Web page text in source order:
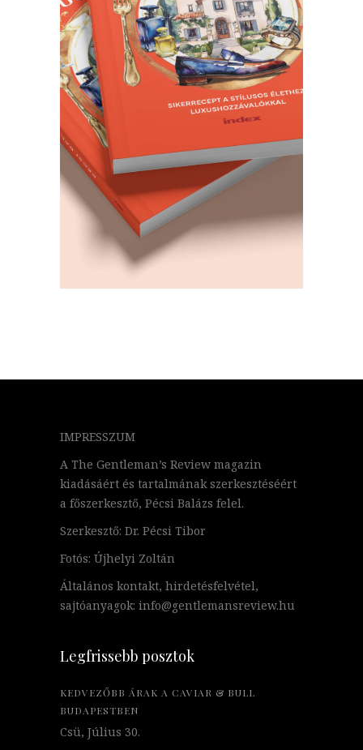
IMPRESSZUM
A The Gentleman’s Review magazin
kiadásáért és tartalmának szerkesztéséért
a főszerkesztő, Pécsi Balázs felel.
Szerkesztő: Dr. Pécsi Tibor
Fotós: Újhelyi Zoltán
Általános kontakt, hirdetésfelvétel,
sajtóanyagok: info@gentlemansreview.hu
Legfrissebb posztok
KEDVEZŐBB ÁRAK A CAVIAR & BULL
BUDAPESTBEN
Csü, Július 30.